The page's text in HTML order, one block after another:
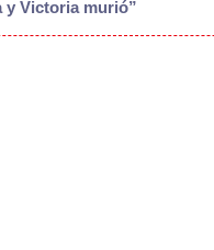
y Victoria murió”